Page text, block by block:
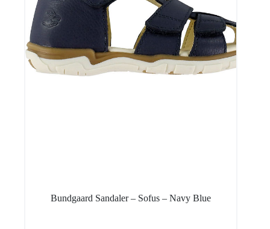
Bundgaard Sandaler – Sofus – Navy Blue